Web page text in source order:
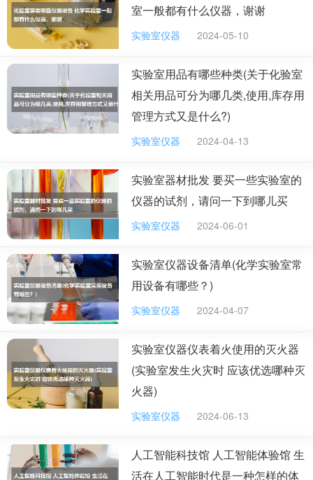
室一般都有什么仪器，谢谢
实验室仪器 2024-05-10
实验室用品有哪些种类(关于化验室
相关用品可分为哪几类,使用,库存用
管理方式又是什么?)
实验室仪器 2024-04-13
实验室器材批发 要买一些实验室的
仪器的试剂，请问一下到哪儿买
实验室仪器 2024-06-01
实验室仪器设备清单(化学实验室常
用设备有哪些？)
实验室仪器 2024-04-07
实验室仪器仪表着火使用的灭火器
(实验室发生火灾时 应该优选哪种灭
火器)
实验室仪器 2024-06-13
人工智能科技馆 人工智能体验馆 生
活在人工智能时代是一种怎样的体